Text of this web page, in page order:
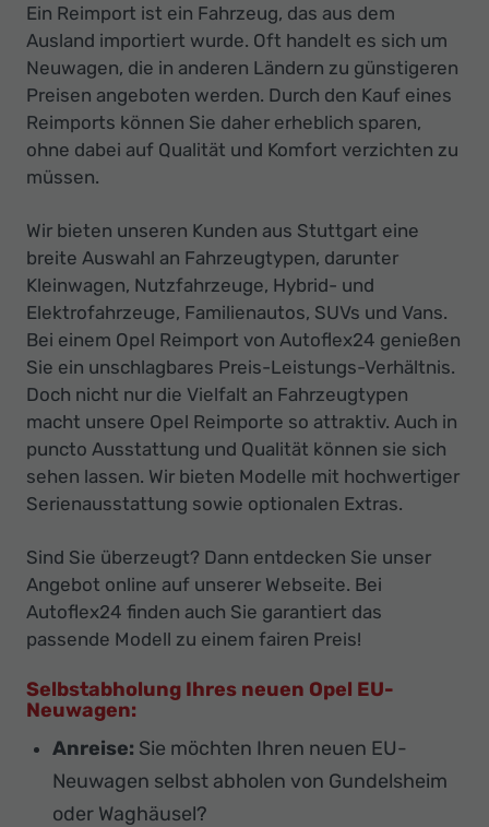
Ein Reimport ist ein Fahrzeug, das aus dem
Ausland importiert wurde. Oft handelt es sich um
Neuwagen, die in anderen Ländern zu günstigeren
Preisen angeboten werden. Durch den Kauf eines
Reimports können Sie daher erheblich sparen,
ohne dabei auf Qualität und Komfort verzichten zu
müssen.
Wir bieten unseren Kunden aus Stuttgart eine
breite Auswahl an Fahrzeugtypen, darunter
Kleinwagen, Nutzfahrzeuge, Hybrid- und
Elektrofahrzeuge, Familienautos, SUVs und Vans.
Bei einem Opel Reimport von Autoflex24 genießen
Sie ein unschlagbares Preis-Leistungs-Verhältnis.
Doch nicht nur die Vielfalt an Fahrzeugtypen
macht unsere Opel Reimporte so attraktiv. Auch in
puncto Ausstattung und Qualität können sie sich
sehen lassen. Wir bieten Modelle mit hochwertiger
Serienausstattung sowie optionalen Extras.
Sind Sie überzeugt? Dann entdecken Sie unser
Angebot online auf unserer Webseite. Bei
Autoflex24 finden auch Sie garantiert das
passende Modell zu einem fairen Preis!
Selbstabholung Ihres neuen Opel EU-
Neuwagen:
Anreise: Sie möchten Ihren neuen EU-
Neuwagen selbst abholen von Gundelsheim
oder Waghäusel?